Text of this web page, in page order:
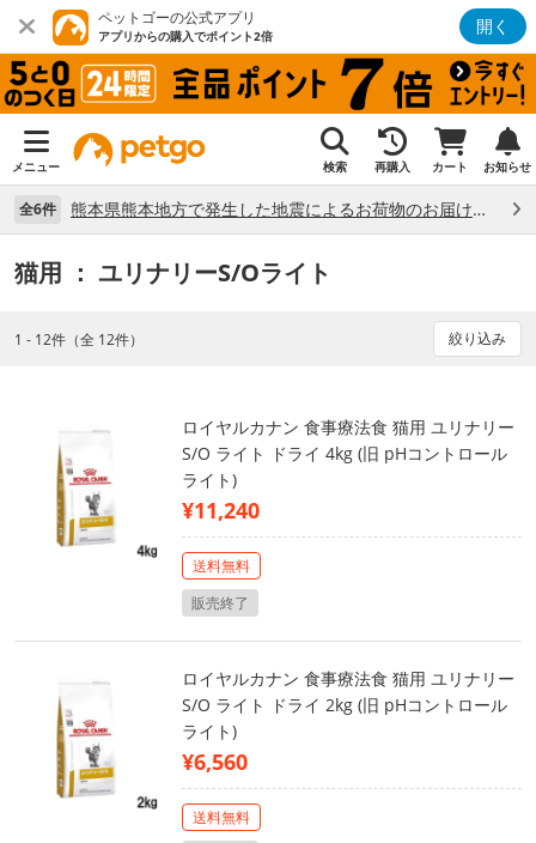
ペットゴーの公式アプリ
アプリからの購入でポイント2倍 開く
メニュー 検索 再購入 カート お知らせ
全6件 熊本県熊本地方で発生した地震によるお荷物のお届け状況について （7/28）
猫用 ： ユリナリーS/Oライト
1 - 12件（全 12件） 絞り込み
ロイヤルカナン 食事療法食 猫用 ユリナリー
S/O ライト ドライ 4kg (旧 pHコントロール
ライト)
¥11,240
送料無料
販売終了
ロイヤルカナン 食事療法食 猫用 ユリナリー
S/O ライト ドライ 2kg (旧 pHコントロール
ライト)
¥6,560
送料無料